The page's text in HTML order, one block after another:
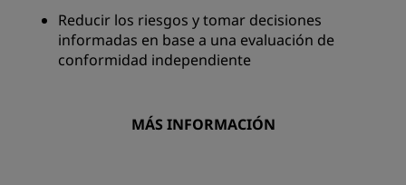
Reducir los riesgos y tomar decisiones
informadas en base a una evaluación de
conformidad independiente
MÁS INFORMACIÓN